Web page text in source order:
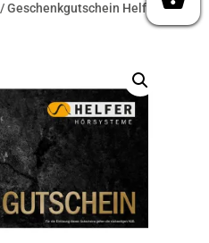
/ Geschenkgutschein Helfer